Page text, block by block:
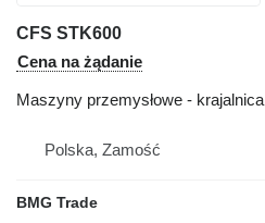
CFS STK600
Cena na żądanie
Maszyny przemysłowe - krajalnica
Polska, Zamość
BMG Trade